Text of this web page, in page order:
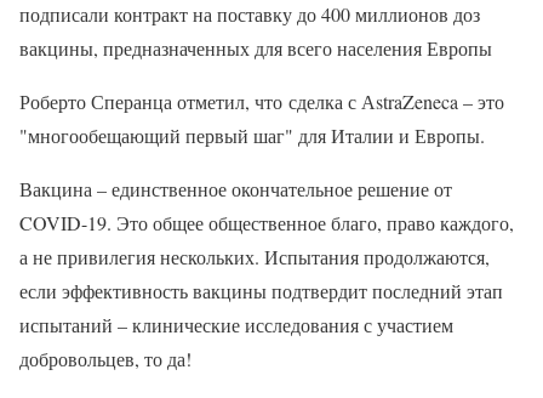
подписали контракт на поставку до 400 миллионов доз
вакцины, предназначенных для всего населения Европы
Роберто Сперанца отметил, что сделка с АstraZeneca – это
"многообещающий первый шаг" для Италии и Европы.
Вакцина – единственное окончательное решение от
COVID-19. Это общее общественное благо, право каждого,
а не привилегия нескольких. Испытания продолжаются,
если эффективность вакцины подтвердит последний этап
испытаний – клинические исследования с участием
добровольцев, то да!